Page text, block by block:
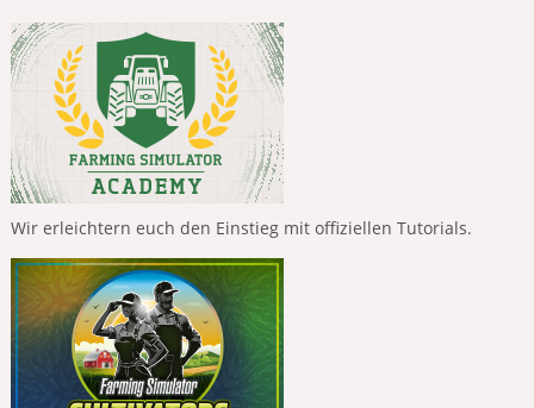
Wir erleichtern euch den Einstieg mit offiziellen Tutorials.